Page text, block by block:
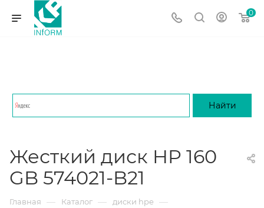
0
Жесткий диск HP 160
GB 574021-B21
Главная — Каталог — диски hpe —